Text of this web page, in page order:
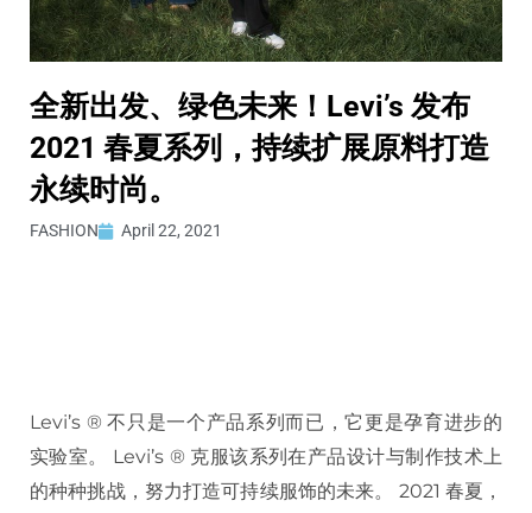
全新出发、绿色未来！Levi’s 发布
2021 春夏系列，持续扩展原料打造
永续时尚。
FASHION April 22, 2021
Levi’s ® 不只是一个产品系列而已，它更是孕育进步的
实验室。 Levi’s ® 克服该系列在产品设计与制作技术上
的种种挑战，努力打造可持续服饰的未来。 2021 春夏，